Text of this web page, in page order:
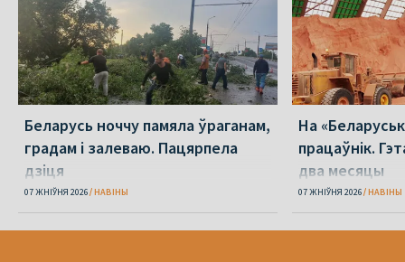
Беларусь ноччу памяла ўраганам,
градам і залеваю. Пацярпела
дзіця
07 ЖНІЎНЯ 2026 НАВІНЫ
На
працаўнік.
два месяцы
07 ЖНІЎНЯ 2026 НАВІНЫ